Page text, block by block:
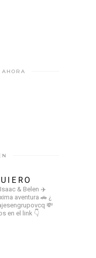
AHORA
& Belen ✈️
aventura 🚗 ¿
💸
en el link 👇